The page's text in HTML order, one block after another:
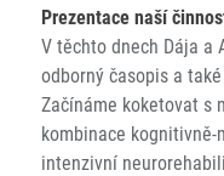
Prezentace naší
V těchto dnech Dája a
odborný časopis a
Začínáme koketovat s
kombinace
intenzivní